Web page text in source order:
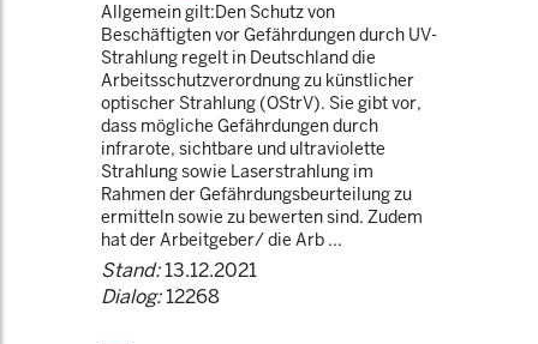
Allgemein gilt:Den Schutz von
Beschäftigten vor Gefährdungen durch UV-
Strahlung regelt in Deutschland die
Arbeitsschutzverordnung zu künstlicher
optischer Strahlung (OStrV). Sie gibt vor,
dass mögliche Gefährdungen durch
infrarote, sichtbare und ultraviolette
Strahlung sowie Laserstrahlung im
Rahmen der Gefährdungsbeurteilung zu
ermitteln sowie zu bewerten sind. Zudem
hat der Arbeitgeber/ die Arb ...
Stand:13.12.2021
Dialog:12268